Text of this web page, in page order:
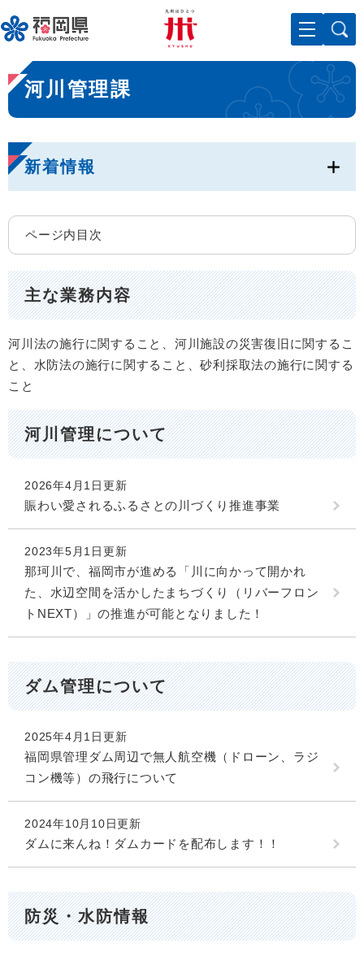
ー
ジ
先
頭
で
。
メニューを飛ばして本文へ
本
文
河川管理課
新着情報
ページ内目次
主な業務内容
河川法の施行に関すること、河川施設の災害復旧に関するこ
と、水防法の施行に関すること、砂利採取法の施行に関する
こと
河川管理について
2026年4月1日更新
賑わい愛されるふるさとの川づくり推進事業
2023年5月1日更新
那珂川で、福岡市が進める「川に向かって開かれ
た、水辺空間を活かしたまちづくり（リバーフロン
トNEXT）」の推進が可能となりました！
ダム管理について
2025年4月1日更新
福岡県管理ダム周辺で無人航空機（ドローン、ラジ
コン機等）の飛行について
2024年10月10日更新
ダムに来んね！ダムカードを配布します！！
防災・水防情報